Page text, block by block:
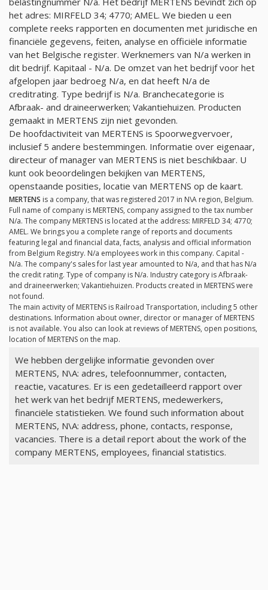
het adres: MIRFELD 34; 4770; AMEL. We bieden u een
complete reeks rapporten en documenten met juridische en
financiële gegevens, feiten, analyse en officiële informatie
van het Belgische register. Werknemers van N/a werken in
dit bedrijf. Kapitaal - N/a. De omzet van het bedrijf voor het
afgelopen jaar bedroeg N/a, en dat heeft N/a de
creditrating. Type bedrijf is N/a. Branchecategorie is
Afbraak- and draineerwerken; Vakantiehuizen. Producten
gemaakt in MERTENS zijn niet gevonden.
De hoofdactiviteit van MERTENS is Spoorwegvervoer,
inclusief 5 andere bestemmingen. Informatie over eigenaar,
directeur of manager van MERTENS is niet beschikbaar. U
kunt ook beoordelingen bekijken van MERTENS,
openstaande posities, locatie van MERTENS op de kaart.
MERTENS is a company, that was registered 2017 in N\A region, Belgium.
Full name of company is MERTENS, company assigned to the tax number
N/a. The company MERTENS is located at the address: MIRFELD 34; 4770;
AMEL. We brings you a complete range of reports and documents
featuring legal and financial data, facts, analysis and official information
from Belgium Registry. N/a employees work in this company. Capital -
N/a. The company's sales for last year amounted to N/a, and that has N/a
the credit rating. Type of company is N/a. Industry category is Afbraak-
and draineerwerken; Vakantiehuizen. Products created in MERTENS were
not found.
The main activity of MERTENS is Railroad Transportation, including 5 other
destinations. Information about owner, director or manager of MERTENS
is not available. You also can look at reviews of MERTENS, open positions,
location of MERTENS on the map.
We hebben dergelijke informatie gevonden over
MERTENS, N\A: adres, telefoonnummer, contacten,
reactie, vacatures. Er is een gedetailleerd rapport over
het werk van het bedrijf MERTENS, medewerkers,
financiële statistieken. We found such information about
MERTENS, N\A: address, phone, contacts, response,
vacancies. There is a detail report about the work of the
company MERTENS, employees, financial statistics.